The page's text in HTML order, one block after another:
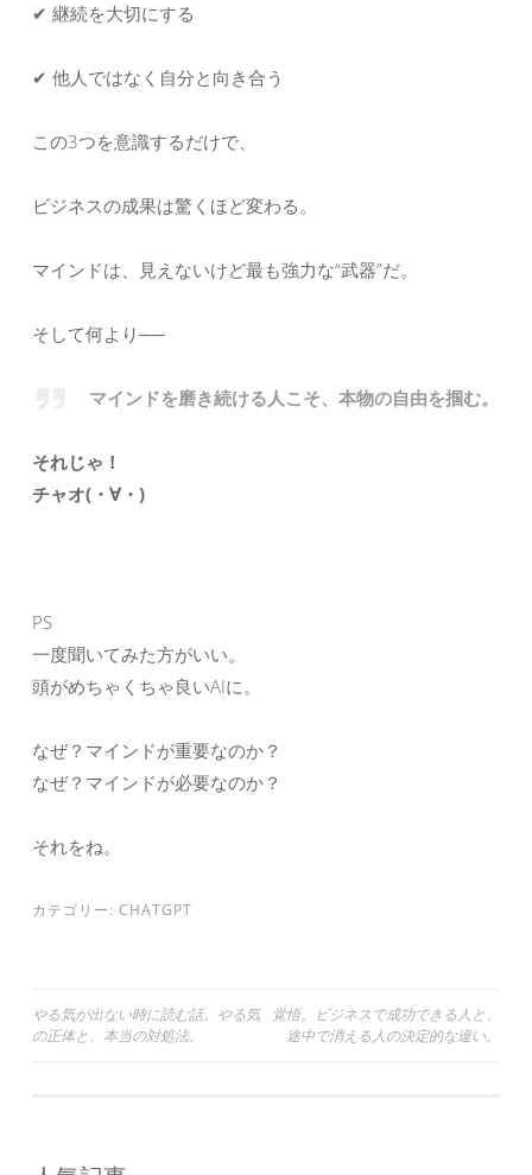
✔ 継続を大切にする
✔ 他人ではなく自分と向き合う
この3つを意識するだけで、
ビジネスの成果は驚くほど変わる。
マインドは、見えないけど最も強力な“武器”だ。
そして何より──
マインドを磨き続ける人こそ、本物の自由を掴む。
それじゃ！
チャオ(・∀・)
PS
一度聞いてみた方がいい。
頭がめちゃくちゃ良いAIに。
なぜ？マインドが重要なのか？
なぜ？マインドが必要なのか？
それをね。
カテゴリー: CHATGPT
投
ゲ
やる気が出ない時に読む話。やる気
の正体と、本当の対処法。
覚悟。ビジネスで成功できる人と、
途中で消える人の決定的な違い。